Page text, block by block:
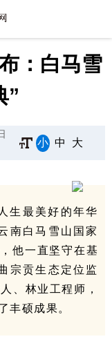
：白马雪
”
小 中 大
生最美好的年华
南白马雪山国家
他一直坚守在基
宗贡生态定位监
、林业工程师，
丰硕成果。